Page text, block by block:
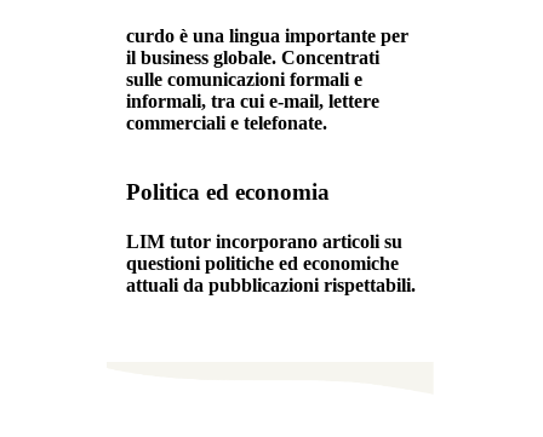
curdo è una lingua importante per
il business globale. Concentrati
sulle comunicazioni formali e
informali, tra cui e-mail, lettere
commerciali e telefonate.
Politica ed economia
LIM tutor incorporano articoli su
questioni politiche ed economiche
attuali da pubblicazioni rispettabili.